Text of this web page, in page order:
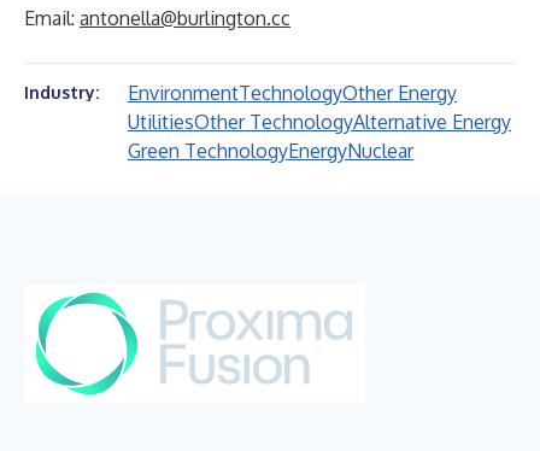
Email: antonella@burlington.cc
Industry: EnvironmentTechnologyOther Energy
UtilitiesOther TechnologyAlternative Energy
Green TechnologyEnergyNuclear